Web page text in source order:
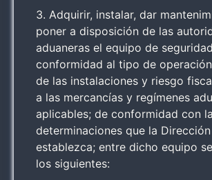
3. Adquirir, instalar, dar
poner a disposición de las
aduaneras el equipo de
conformidad al tipo de
de las instalaciones y riesgo
a las mercancías y regímenes
aplicables; de conformidad con
determinaciones que la Dirección
establezca; entre dicho equipo
los siguientes: